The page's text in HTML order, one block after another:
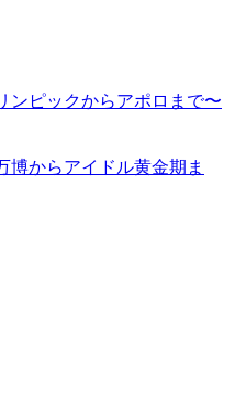
ンピックからアポロまで〜
博からアイドル黄金期ま